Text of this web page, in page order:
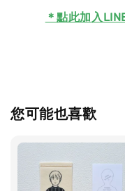
＊點此加入
您可能也喜歡